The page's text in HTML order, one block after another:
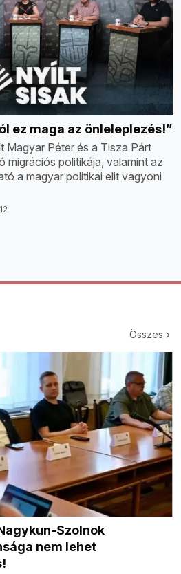
ez maga az önleleplezés!”
Magyar Péter és a Tisza Párt
migrációs politikája, valamint az
a magyar politikai elit vagyoni
Összes
Szolnok
nem lehet